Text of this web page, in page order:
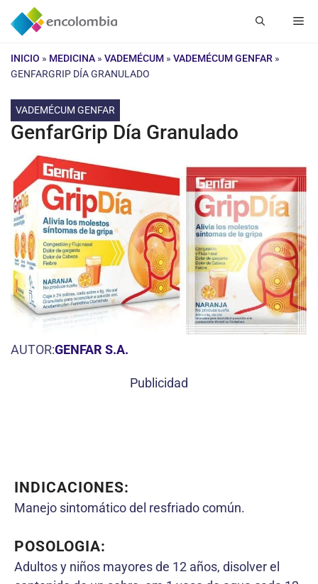
Saltar
INICIO » MEDICINA » VADEMÉCUM » VADEMÉCUM GENFAR »
GENFARGRIP DÍA GRANULADO
VADEMÉCUM GENFAR
GenfarGrip Día Granulado
AUTOR:GENFAR S.A.
Publicidad
INDICACIONES:
Manejo sintomático del resfriado común.
POSOLOGIA:
Adultos y niños mayores de 12 años, disolver el